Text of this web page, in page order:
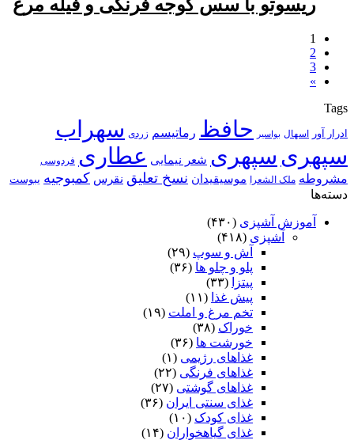
ریسوتو با سس گوجه ‌فرنگی و فیله مرغ
1
2
3
»
Tags
ادرار آور اسهال بواسیر حافظ رماتیسم زردی سهراب
سپهری سپهری شعر نیمایی عطاری فردوسی
مشروطه ملک الشعرا موسیقیدان نسخ تعلیق نقرس کمبوجیه یبوست
دسته‌ها
آموزش آشپزی (۴۳۰)
آشپزی (۴۱۸)
آش و سوپ (۲۹)
پلو و چلو ها (۳۶)
پیتزا
(۳۳)
پیش غذا (۱۱)
تخم مرغ و املت (۱۹)
خوراک (۳۸)
خورشت ها (۳۶)
غذاهای رژیمی (۱)
غذاهای فرنگی (۲۲)
غذاهای گوشتی (۲۷)
غذای سنتی ایران (۳۶)
غذای کودک (۱۰)
غذای گیاهخواران (۱۴)